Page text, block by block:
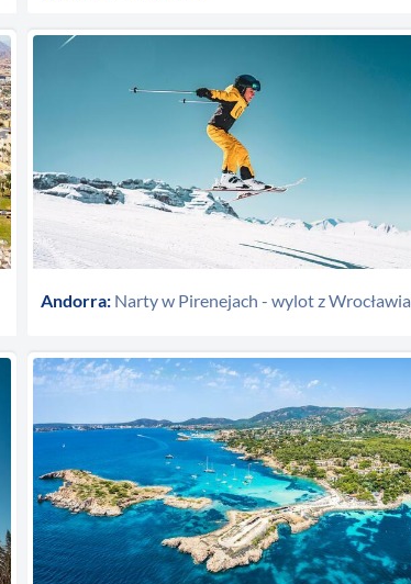
Andorra: Narty w Pirenejach - wylot z Wrocławia